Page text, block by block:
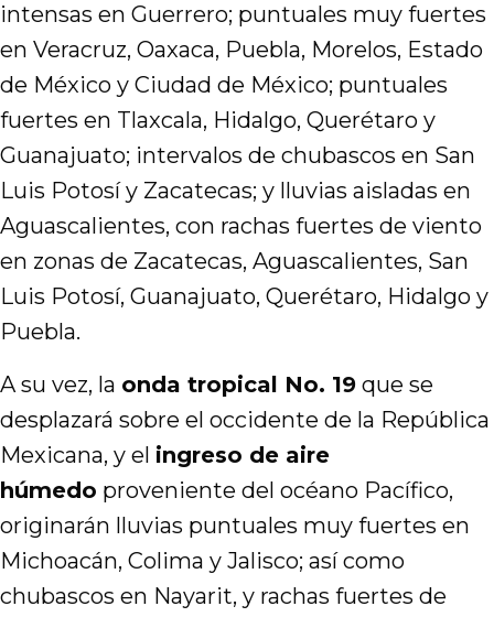
intensas en Guerrero; puntuales muy fuertes
en Veracruz, Oaxaca, Puebla, Morelos, Estado
de México y Ciudad de México; puntuales
fuertes en Tlaxcala, Hidalgo, Querétaro y
Guanajuato; intervalos de chubascos en San
Luis Potosí y Zacatecas; y lluvias aisladas en
Aguascalientes, con rachas fuertes de viento
en zonas de Zacatecas, Aguascalientes, San
Luis Potosí, Guanajuato, Querétaro, Hidalgo y
Puebla.
A su vez, la onda tropical No. 19 que se
desplazará sobre el occidente de la República
Mexicana, y el ingreso de aire
húmedo proveniente del océano Pacífico,
originarán lluvias puntuales muy fuertes en
Michoacán, Colima y Jalisco; así como
chubascos en Nayarit, y rachas fuertes de